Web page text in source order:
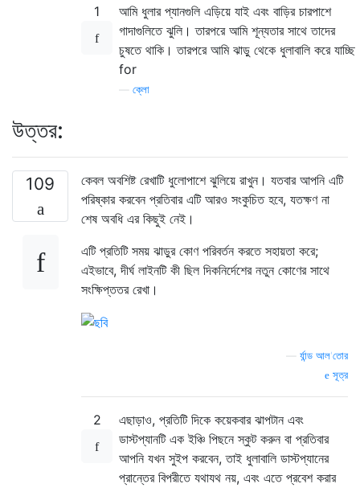
1
আমি ধুলার প্যানগুলি এড়িয়ে যাই এবং বাড়ির চারপাশে
গাদাগুলিতে ঝুলি। তারপরে আমি শূন্যতার সাথে তাদের
চুষতে থাকি। তারপরে আমি ঝাড়ু থেকে ধুলাবালি করে যাচ্ছি
for
ক্লো
উত্তর:
109
কেবল অবশিষ্ট রেখাটি ধুলোপাশে ঝুলিয়ে রাখুন। যতবার আপনি এটি
পরিষ্কার করবেন প্রতিবার এটি আরও সংকুচিত হবে, যতক্ষণ না
শেষ অবধি এর কিছুই নেই।
এটি প্রতিটি সময় ঝাড়ুর কোণ পরিবর্তন করতে সহায়তা করে;
এইভাবে, দীর্ঘ লাইনটি কী ছিল দিকনির্দেশের নতুন কোণের সাথে
সংক্ষিপ্ততর রেখা।
র্যান্ড আল'তোর
সূত্র
2
এছাড়াও, প্রতিটি দিকে কয়েকবার ঝাপটান এবং
ডাস্টপ্যানটি এক ইঞ্চি পিছনে স্কুট করুন বা প্রতিবার
আপনি যখন সুইপ করবেন, তাই ধুলাবালি ডাস্টপ্যানের
প্রান্তের বিপরীতে যথাযথ নয়, এবং এতে প্রবেশ করার